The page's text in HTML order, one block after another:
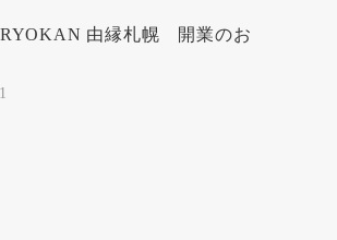
由縁札幌 開業のお